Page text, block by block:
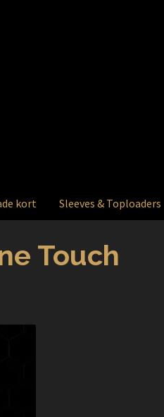
kort Sleeves & Toploaders
Touch